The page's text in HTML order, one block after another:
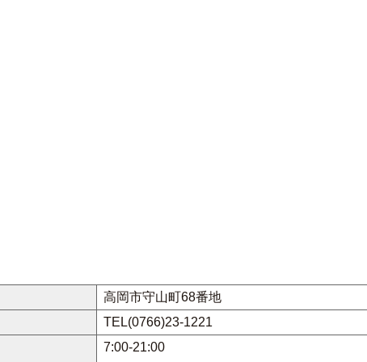
高岡市守山町68番地
TEL(0766)23-1221
7:00-21:00